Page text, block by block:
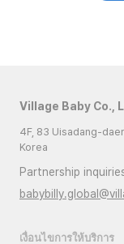
Village Baby Co.,
4F, 83 Uisadang-
Korea
Partnership
เงื่อนไขการให้บริการ